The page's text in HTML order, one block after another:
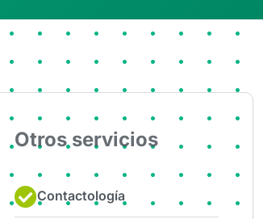
Otros servicios
Contactología